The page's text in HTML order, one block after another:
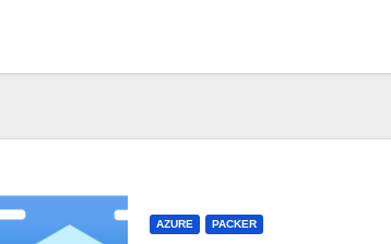
AZURE PACKER